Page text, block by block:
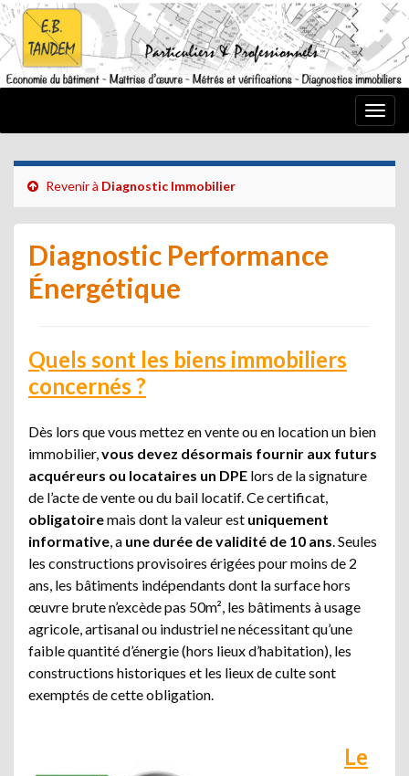
Revenir à Diagnostic Immobilier
Diagnostic Performance
Énergétique
Quels sont les biens immobiliers
concernés ?
Dès lors que vous mettez en vente ou en location un bien
immobilier, vous devez désormais fournir aux futurs
acquéreurs ou locataires un DPE lors de la signature
de l’acte de vente ou du bail locatif. Ce certificat,
obligatoiremais dont la valeur est uniquement
informative , a une durée de validité de 10 ans . Seules
les constructions provisoires érigées pour moins de 2
ans, les bâtiments indépendants dont la surface hors
œuvre brute n’excède pas 50m², les bâtiments à usage
agricole, artisanal ou industriel ne nécessitant qu’une
faible quantité d’énergie (hors lieux d’habitation), les
constructions historiques et les lieux de culte sont
exemptés de cette obligation.
Le